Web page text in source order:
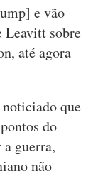
e vão
sobre
até agora
que
do
guerra,
não